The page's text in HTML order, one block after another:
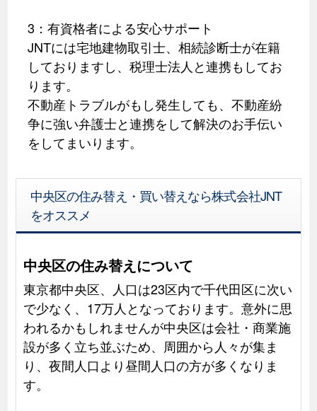
3：有資格者による安心サポート
JNTには宅地建物取引士、相続診断士が在籍
しておりますし、税理士法人と連携もしてお
ります。
不動産トラブルがもし発生しても、不動産紛
争に強い弁護士と連携をして解決のお手伝い
をしてまいります。
中央区の住み替え・買い替えなら株式会社JNT
をオススメ
中央区の住み替えについて
東京都中央区、人口は23区内で千代田区に次い
で少なく、17万人となっております。意外に思
われるかもしれませんが中央区は会社・商業施
設が多く立ち並ぶため、周囲から人々が集ま
り、夜間人口より昼間人口の方が多くなりま
す。